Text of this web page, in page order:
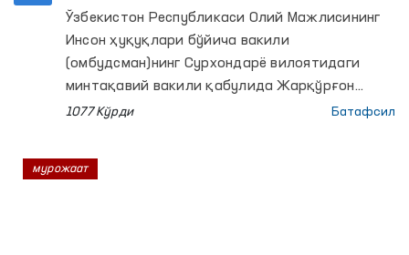
Омбудсман кўмаги билан бартараф
этилди
Ўзбекистон Республикаси Олий Мажлисининг
Инсон ҳуқуқлари бўйича вакили
(омбудсман)нинг Сурхондарё вилоятидаги
минтақавий вакили қабулида Жарқўрғон
туманида яшовчи фуқаро Б.Э. фарзандининг
мурожаат қилди.
1077 Кўрди Батафсил
мурожаат